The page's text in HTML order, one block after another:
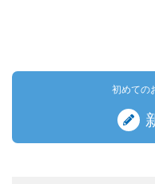
初めての